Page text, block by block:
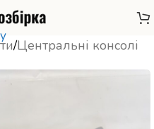
/Центральні консолі